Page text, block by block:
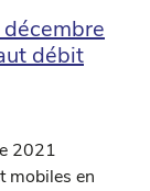
débit
2021
mobiles en